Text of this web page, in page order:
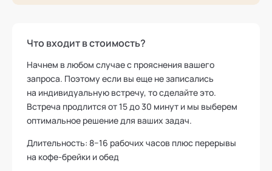
Что входит в стоимость?
Начнем в любом случае с прояснения вашего
запроса. Поэтому если вы еще не записались
на индивидуальную встречу, то сделайте это.
Встреча продлится от 15 до 30 минут и мы выберем
оптимальное решение для ваших задач.
Длительность: 8−16 рабочих часов плюс перерывы
на кофе-брейки и обед